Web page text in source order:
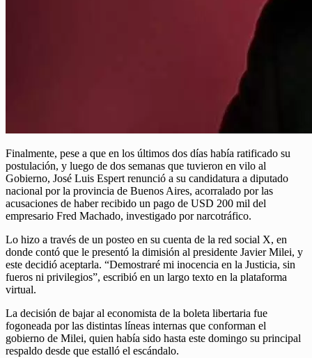
Finalmente, pese a que en los últimos dos días había ratificado su
postulación, y luego de dos semanas que tuvieron en vilo al
Gobierno, José Luis Espert renunció a su candidatura a diputado
nacional por la provincia de Buenos Aires, acorralado por las
acusaciones de haber recibido un pago de USD 200 mil del
empresario Fred Machado, investigado por narcotráfico.
Lo hizo a través de un posteo en su cuenta de la red social X, en
donde contó que le presentó la dimisión al presidente Javier Milei, y
este decidió aceptarla. “Demostraré mi inocencia en la Justicia, sin
fueros ni privilegios”, escribió en un largo texto en la plataforma
virtual.
La decisión de bajar al economista de la boleta libertaria fue
fogoneada por las distintas líneas internas que conforman el
gobierno de Milei, quien había sido hasta este domingo su principal
respaldo desde que estalló el escándalo.